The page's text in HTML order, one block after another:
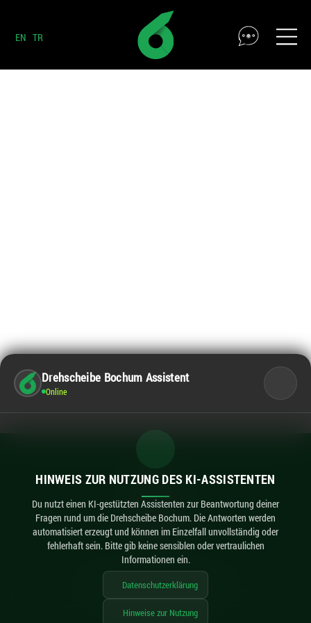
EN TR
Drehscheibe Bochum Assistent
Online
HINWEIS ZUR NUTZUNG DES KI-ASSISTENTEN
Du nutzt einen KI-gestützten Assistenten zur Beantwortung deiner
Fragen rund um die Drehscheibe Bochum. Die Antworten werden
automatisiert erzeugt und können im Einzelfall unvollständig oder
fehlerhaft sein. Bitte gib keine sensiblen oder vertraulichen
Informationen ein.
Datenschutzerklärung
Hinweise zur Nutzung
Impressum
Datenschutz
Barrierefreiheit
KI-Hinweise
© 2026 Drehscheibe Bochum / made by